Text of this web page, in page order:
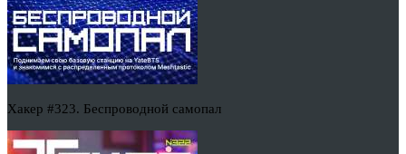
Хакер #323. Беспроводной самопал